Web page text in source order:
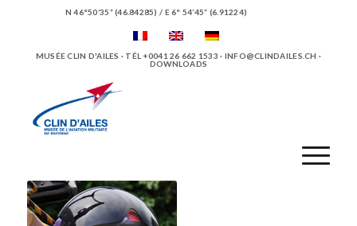
N 46°50’35” (46.84285) / E 6° 54’45” (6.91224)
MUSÉE CLIN D'AILES · TÉL +0041 26 662 1533 · INFO@CLINDAILES.CH ·
DOWNLOADS